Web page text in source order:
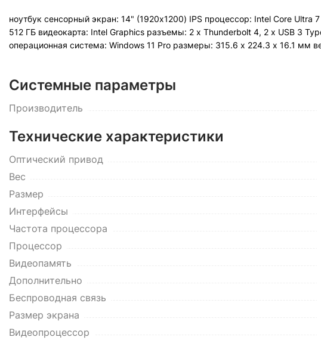
ноутбук сенсорный экран: 14" (1920x1200) IPS процессор: Intel Core Ultra
512 ГБ видеокарта: Intel Graphics разъемы: 2 x Thunderbolt 4, 2 х USB 3
операционная система: Windows 11 Pro pазмеры: 315.6 х 224.3 х 16.1 мм
Системные параметры
Производитель
Технические характеристики
Оптический привод
Вес
Размер
Интерфейсы
Частота процессора
Процессор
Видеопамять
Дополнительно
Беспроводная связь
Размер экрана
Видеопроцессор